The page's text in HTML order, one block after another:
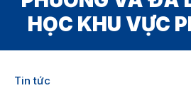
HỌC KHU VỰC
Tin tức